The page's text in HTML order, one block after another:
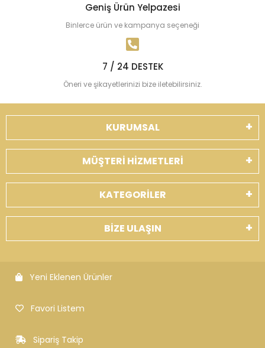
Geniş Ürün Yelpazesi
Binlerce ürün ve kampanya seçeneği
7 / 24 DESTEK
Öneri ve şikayetlerinizi bize iletebilirsiniz.
KURUMSAL
MÜŞTERİ HİZMETLERİ
KATEGORİLER
BİZE ULAŞIN
Yeni Eklenen Ürünler
Favori Listem
Sipariş Takip